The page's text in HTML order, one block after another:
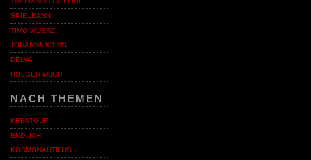
SPIELBANN
TIMO WUERZ
JOHANNA KRINS
DELVA
HOLGER MUCH
NACH THEMEN
KREATOUR
ENDLICH!
KOSMONAUTILUS